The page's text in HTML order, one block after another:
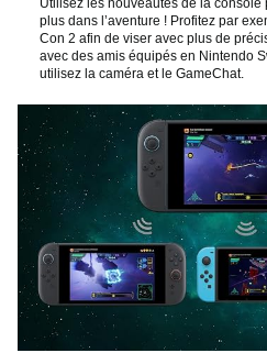
Utilisez les nouveautés de la console
plus dans l’aventure ! Profitez par
Con 2 afin de viser avec plus de
avec des amis équipés en Nintendo
utilisez la caméra et le GameChat.